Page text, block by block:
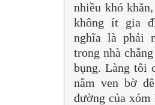
nhiều khó
không ít gia
nghĩa là phải
trong nhà
bụng. Làng tôi
nằm ven bờ
đường của